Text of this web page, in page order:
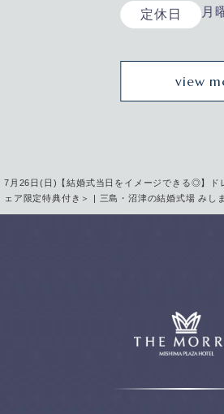
7月26日(日)【結婚式当日をイメージできる◎】ド
ェア限定特典付き＞ | 三島・沼津の結婚式場 みし
定休日 月
view